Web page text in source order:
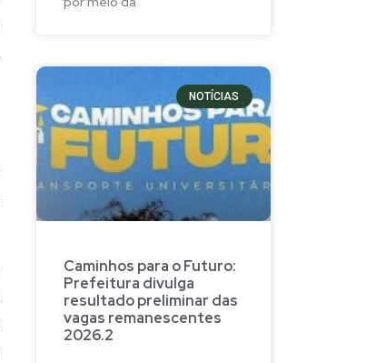
NOTÍCIAS
Caminhos para o Futuro:
Prefeitura divulga
resultado preliminar das
vagas remanescentes
2026.2